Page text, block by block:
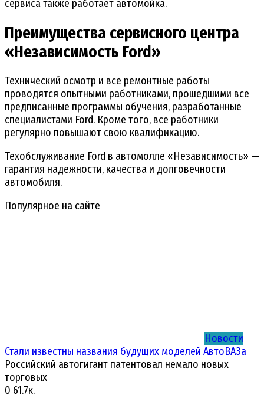
сервиса также работает автомойка.
Преимущества сервисного центра
«Независимость Ford»
Технический осмотр и все ремонтные работы
проводятся опытными работниками, прошедшими все
предписанные программы обучения, разработанные
специалистами Ford. Кроме того, все работники
регулярно повышают свою квалификацию.
Техобслуживание Ford в автомолле «Независимость» —
гарантия надежности, качества и долговечности
автомобиля.
Популярное на сайте
Новости
Стали известны названия будущих моделей АвтоВАЗа
Российский автогигант патентовал немало новых
торговых
0 61.7к.